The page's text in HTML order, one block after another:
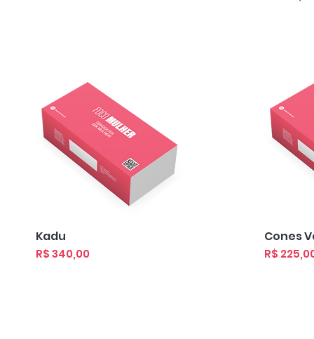
Visualização rápida
Kadu
Preço
R$ 340,00
Cones
Preço
R$